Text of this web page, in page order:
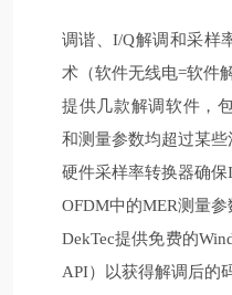
调谐、I/Q解调和采样
术（软件无线电=软件
提供几款解调软件，
和测量参数均超过某
硬件采样率转换器确保
OFDM中的MER测量参
DekTec提供免费的
API）以获得解调后的